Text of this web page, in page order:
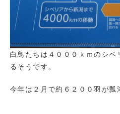
白鳥たちは４０００ｋｍのシベ
るそうです。
今年は２月で約６２００羽が瓢